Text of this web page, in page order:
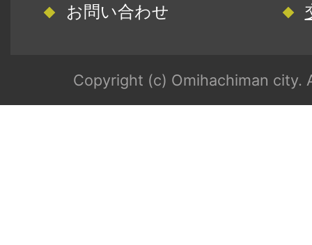
お問い合わせ
Copyright (c) Omihachiman city.